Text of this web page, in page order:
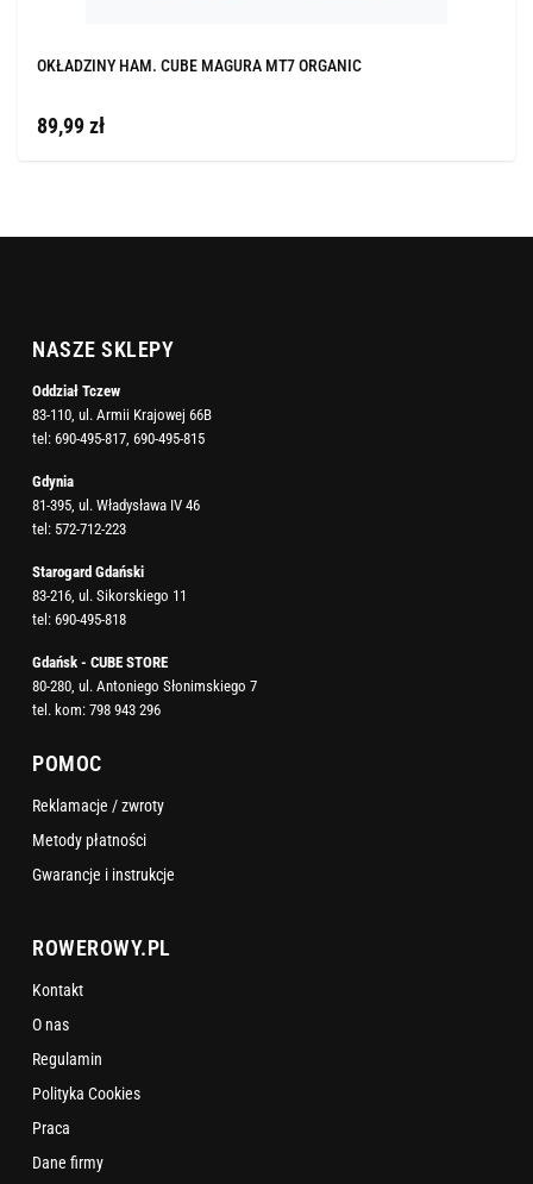
OKŁADZINY HAM. CUBE MAGURA MT7 ORGANIC
89,99 zł
NASZE SKLEPY
Oddział Tczew
83-110, ul. Armii Krajowej 66B
tel: 690-495-817, 690-495-815
Gdynia
81-395, ul. Władysława IV 46
tel: 572-712-223
Starogard Gdański
83-216, ul. Sikorskiego 11
tel: 690-495-818
Gdańsk - CUBE STORE
80-280, ul. Antoniego Słonimskiego 7
tel. kom: 798 943 296
POMOC
Reklamacje / zwroty
Metody płatności
Gwarancje i instrukcje
ROWEROWY.PL
Kontakt
O nas
Regulamin
Polityka Cookies
Praca
Dane firmy